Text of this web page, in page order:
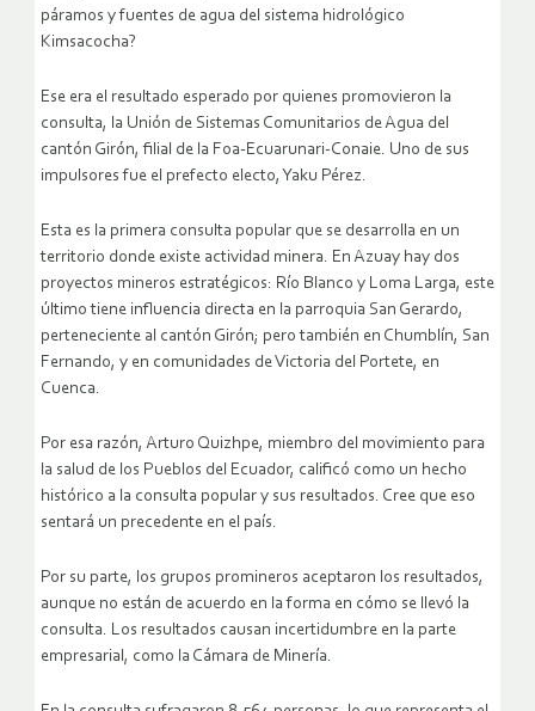
páramos y fuentes de agua del sistema hidrológico
Kimsacocha?
Ese era el resultado esperado por quienes promovieron la
consulta, la Unión de Sistemas Comunitarios de Agua del
cantón Girón, filial de la Foa-Ecuarunari-Conaie. Uno de sus
impulsores fue el prefecto electo, Yaku Pérez.
Esta es la primera consulta popular que se desarrolla en un
territorio donde existe actividad minera. En Azuay hay dos
proyectos mineros estratégicos: Río Blanco y Loma Larga, este
último tiene influencia directa en la parroquia San Gerardo,
perteneciente al cantón Girón; pero también en Chumblín, San
Fernando, y en comunidades de Victoria del Portete, en
Cuenca.
Por esa razón, Arturo Quizhpe, miembro del movimiento para
la salud de los Pueblos del Ecuador, calificó como un hecho
histórico a la consulta popular y sus resultados. Cree que eso
sentará un precedente en el país.
Por su parte, los grupos promineros aceptaron los resultados,
aunque no están de acuerdo en la forma en cómo se llevó la
consulta. Los resultados causan incertidumbre en la parte
empresarial, como la Cámara de Minería.